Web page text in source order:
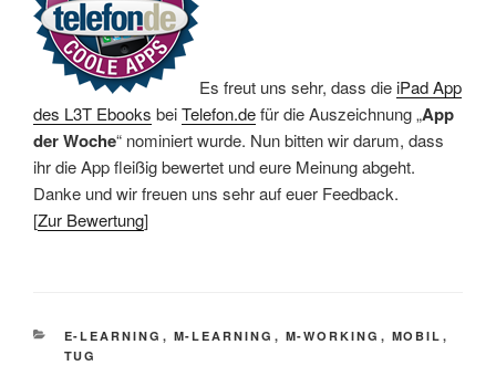
Es freut uns sehr, dass dieiPad App
des L3T Ebooks beiTelefon.defür die Auszeichnung „App
der Woche“ nominiert wurde. Nun bitten wir darum, dass
ihr die App fleißig bewertet und eure Meinung abgeht.
Danke und wir freuen uns sehr auf euer Feedback.
[Zur Bewertung]
KATEGORIEN
E-LEARNING , M-LEARNING , M-WORKING , MOBIL ,
TUG